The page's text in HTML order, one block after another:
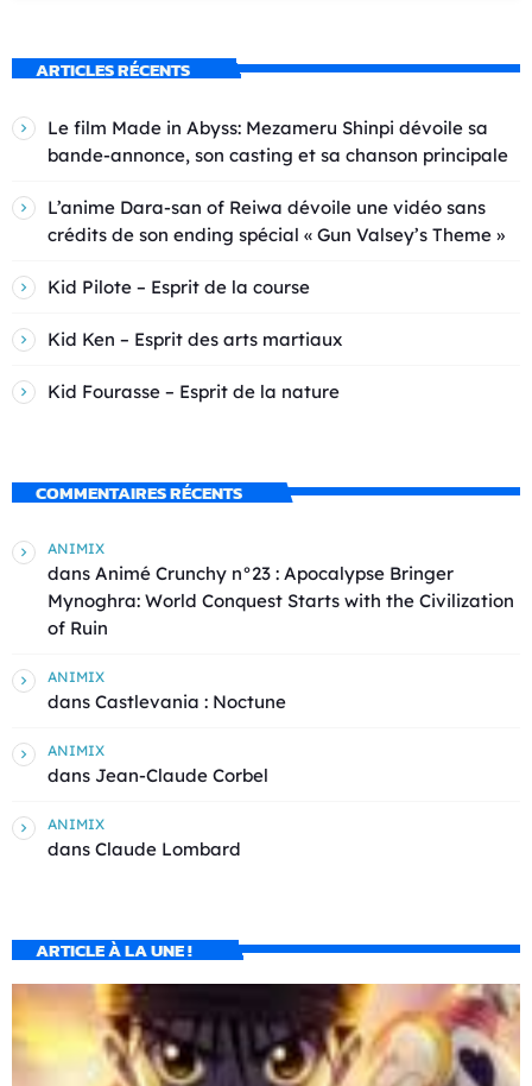
ARTICLES RÉCENTS
Le film Made in Abyss: Mezameru Shinpi dévoile sa
bande-annonce, son casting et sa chanson principale
L’anime Dara-san of Reiwa dévoile une vidéo sans
crédits de son ending spécial « Gun Valsey’s Theme »
Kid Pilote – Esprit de la course
Kid Ken – Esprit des arts martiaux
Kid Fourasse – Esprit de la nature
COMMENTAIRES RÉCENTS
ANIMIX
dans Animé Crunchy n°23 : Apocalypse Bringer
Mynoghra: World Conquest Starts with the Civilization
of Ruin
ANIMIX
dans Castlevania : Noctune
ANIMIX
dans Jean-Claude Corbel
ANIMIX
dans Claude Lombard
ARTICLE À LA UNE !